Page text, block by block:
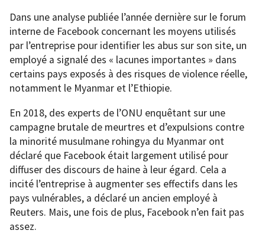
Dans une analyse publiée l’année dernière sur le forum
interne de Facebook concernant les moyens utilisés
par l’entreprise pour identifier les abus sur son site, un
employé a signalé des « lacunes importantes » dans
certains pays exposés à des risques de violence réelle,
notamment le Myanmar et l’Ethiopie.
En 2018, des experts de l’ONU enquêtant sur une
campagne brutale de meurtres et d’expulsions contre
la minorité musulmane rohingya du Myanmar ont
déclaré que Facebook était largement utilisé pour
diffuser des discours de haine à leur égard. Cela a
incité l’entreprise à augmenter ses effectifs dans les
pays vulnérables, a déclaré un ancien employé à
Reuters. Mais, une fois de plus, Facebook n’en fait pas
assez.